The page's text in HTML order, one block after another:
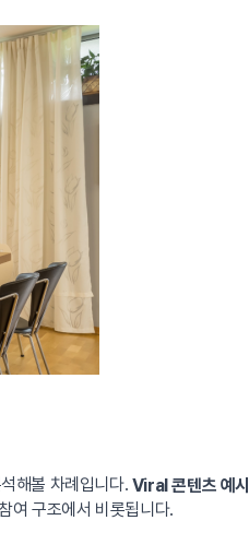
해볼 차례입니다. Viral 콘텐츠 예시
여 구조에서 비롯됩니다.